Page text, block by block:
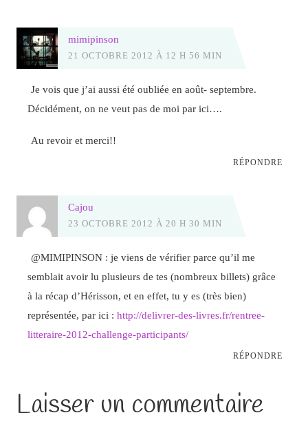
mimipinson
21 OCTOBRE 2012 À 12 H 56 MIN
Je vois que j’ai aussi été oubliée en août- septembre.
Décidément, on ne veut pas de moi par ici….
Au revoir et merci!!
RÉPONDRE
Cajou
23 OCTOBRE 2012 À 20 H 30 MIN
@MIMIPINSON : je viens de vérifier parce qu’il me
semblait avoir lu plusieurs de tes (nombreux billets) grâce
à la récap d’Hérisson, et en effet, tu y es (très bien)
représentée, par ici :http://delivrer-des-livres.fr/rentree-
litteraire-2012-challenge-participants/
RÉPONDRE
Laisser un commentaire